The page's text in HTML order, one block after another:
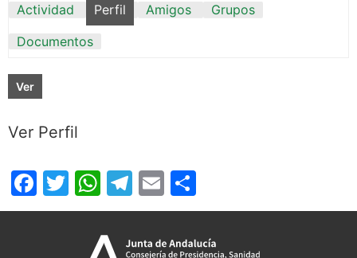
Actividad Perfil Amigos
Grupos
Documentos
Ver
Ver Perfil
Facebook
Twitter
WhatsApp
Telegram
Email